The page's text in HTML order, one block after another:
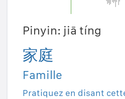
Pinyin: jiā tíng
家庭
Famille
Pratiquez en disant